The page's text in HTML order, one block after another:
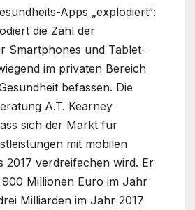
Apps „explodiert“:
die Zahl der
Smartphones und Tablet-
im privaten Bereich
befassen. Die
A.T. Kearney
sich der Markt für
mit mobilen
2017 verdreifachen wird. Er
Millionen Euro im Jahr
Milliarden im Jahr 2017